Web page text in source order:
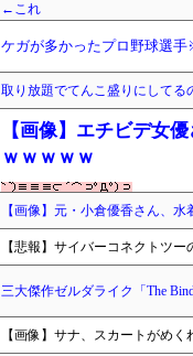
←これ
ケガが多かったプロ野球選
取り放題でてんこ盛りにしてる
【画像】エチビデ女
ｗｗｗｗｗ
【画像】元・小倉優香さん、
【悲報】サイバーコネクトツ
三大傑作ゼルダライク「The
【画像】サナ、スカートがめ